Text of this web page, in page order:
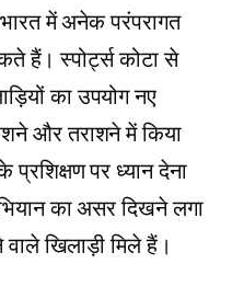
में अनेक परंपरागत
हैं। स्पोर्ट्स कोटा से
का उपयोग नए
और तराशने में किया
पर ध्यान देना
का असर दिखने लगा
खिलाड़ी मिले हैं।